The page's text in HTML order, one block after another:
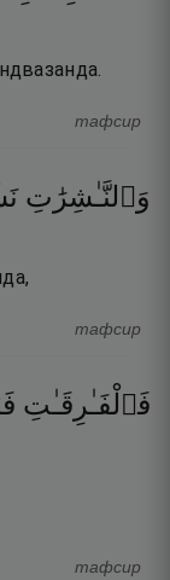
тафсир
وَٱلنَّـٰشِرَٰتِ
тафсир
فَٱلْفَـٰرِقَـٰتِ
тафсир